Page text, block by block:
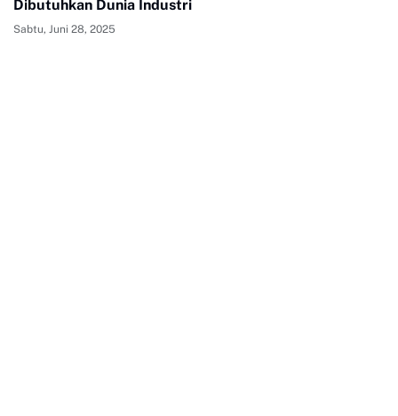
Dibutuhkan Dunia Industri
Sabtu, Juni 28, 2025